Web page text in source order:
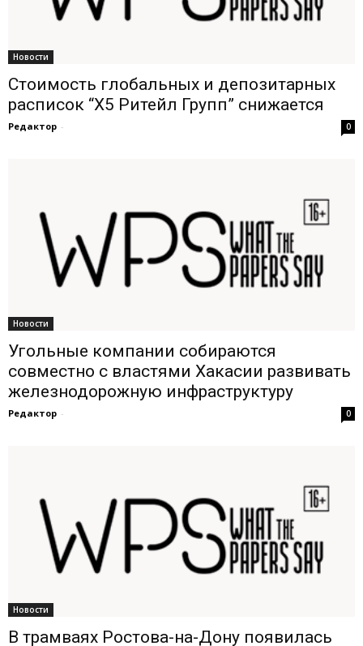
Новости
Стоимость глобальных и депозитарных
расписок “Х5 Ритейл Групп” снижается
Редактор - 0
Новости
Угольные компании собираются
совместно с властями Хакасии развивать
железнодорожную инфраструктуру
Редактор - 0
Новости
В трамваях Ростова-на-Дону появилась